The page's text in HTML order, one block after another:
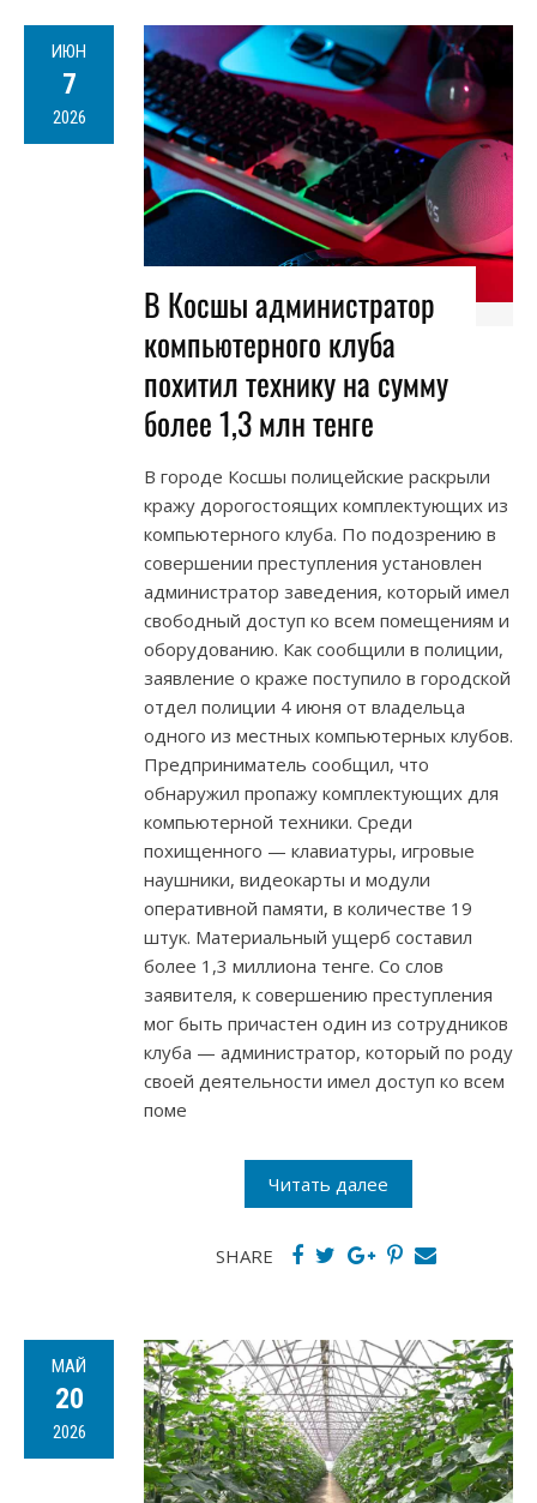
ИЮН
7
2026
В Косшы администратор
компьютерного клуба
похитил технику на сумму
более 1,3 млн тенге
В городе Косшы полицейские раскрыли
кражу дорогостоящих комплектующих из
компьютерного клуба. По подозрению в
совершении преступления установлен
администратор заведения, который имел
свободный доступ ко всем помещениям и
оборудованию. Как сообщили в полиции,
заявление о краже поступило в городской
отдел полиции 4 июня от владельца
одного из местных компьютерных клубов.
Предприниматель сообщил, что
обнаружил пропажу комплектующих для
компьютерной техники. Среди
похищенного — клавиатуры, игровые
наушники, видеокарты и модули
оперативной памяти, в количестве 19
штук. Материальный ущерб составил
более 1,3 миллиона тенге. Со слов
заявителя, к совершению преступления
мог быть причастен один из сотрудников
клуба — администратор, который по роду
своей деятельности имел доступ ко всем
поме
Читать далее
SHARE
МАЙ
20
2026